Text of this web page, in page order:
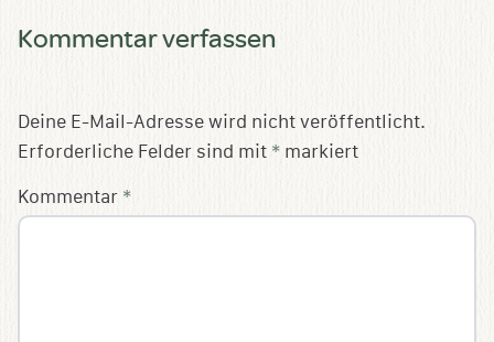
Kommentar verfassen
Deine E-Mail-Adresse wird nicht veröffentlicht.
Erforderliche Felder sind mit * markiert
Kommentar *